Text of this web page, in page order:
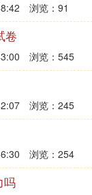
浏览：91
卷
浏览：545
浏览：245
浏览：254
吗